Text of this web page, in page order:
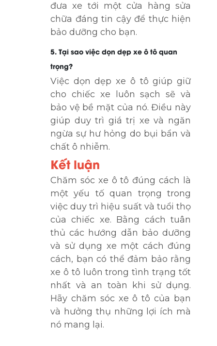
đưa xe tới một cửa hàng sửa
chữa đáng tin cậy để thực hiện
bảo dưỡng cho bạn.
5. Tại sao việc dọn dẹp xe ô tô quan
trọng?
Việc dọn dẹp xe ô tô giúp giữ
cho chiếc xe luôn sạch sẽ và
bảo vệ bề mặt của nó. Điều này
giúp duy trì giá trị xe và ngăn
ngừa sự hư hỏng do bụi bẩn và
chất ô nhiễm.
Kết luận
Chăm sóc xe ô tô đúng cách là
một yếu tố quan trọng trong
việc duy trì hiệu suất và tuổi thọ
của chiếc xe. Bằng cách tuân
thủ các hướng dẫn bảo dưỡng
và sử dụng xe một cách đúng
cách, bạn có thể đảm bảo rằng
xe ô tô luôn trong tình trạng tốt
nhất và an toàn khi sử dụng.
Hãy chăm sóc xe ô tô của bạn
và hưởng thụ những lợi ích mà
nó mang lại.